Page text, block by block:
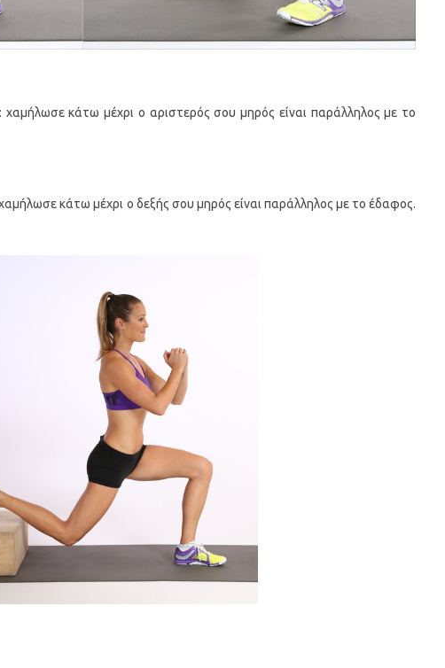
χαμήλωσε κάτω μέχρι ο αριστερός σου μηρός είναι παράλληλος με το
κάτω μέχρι ο δεξής σου μηρός είναι παράλληλος με το έδαφος.